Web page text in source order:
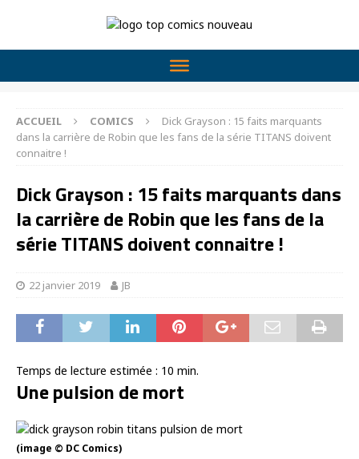
ACCUEIL COMICS
Dick Grayson : 15 faits marquants
dans la carrière de Robin que les fans de la série TITANS doivent
connaitre !
Dick Grayson : 15 faits marquants dans
la carrière de Robin que les fans de la
série TITANS doivent connaitre !
22 janvier 2019 JB
Temps de lecture estimée : 10 min.
Une pulsion de mort
(image © DC Comics)